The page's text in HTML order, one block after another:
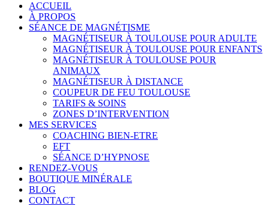
ACCUEIL
À PROPOS
SÉANCE DE MAGNÉTISME
MAGNÉTISEUR À TOULOUSE POUR ADULTE
MAGNÉTISEUR À TOULOUSE POUR ENFANTS
MAGNÉTISEUR À TOULOUSE POUR
ANIMAUX
MAGNÉTISEUR À DISTANCE
COUPEUR DE FEU TOULOUSE
TARIFS & SOINS
ZONES D’INTERVENTION
MES SERVICES
COACHING BIEN-ETRE
EFT
SÉANCE D’HYPNOSE
RENDEZ-VOUS
BOUTIQUE MINÉRALE
BLOG
CONTACT